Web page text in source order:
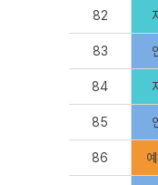
82
83
84
85
86